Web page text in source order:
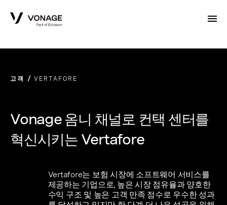
고객 VERTAFORE
Vonage 옴니 채널로 컨택 센터를
혁신시키는 Vertafore
Vertafore는 보험 시장에 소프트웨어 서비스를
제공하는 기업으로, 높은 시장 점유율과 양호한
수익 구조 및 높은 고객 만족 점수로 우수한 성과